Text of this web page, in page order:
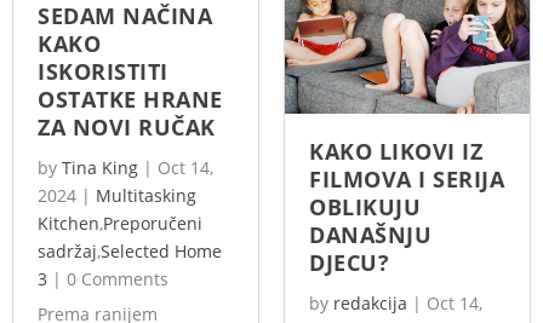
SEDAM NAČINA
KAKO
ISKORISTITI
OSTATKE HRANE
ZA NOVI RUČAK
by Tina King | Oct 14,
2024 | Multitasking
Kitchen,Preporučeni
sadržaj,Selected Home
3 | 0 Comments
Prema ranijem
KAKO LIKOVI IZ
FILMOVA I SERIJA
OBLIKUJU
DANAŠNJU
DJECU?
by redakcija | Oct 14,